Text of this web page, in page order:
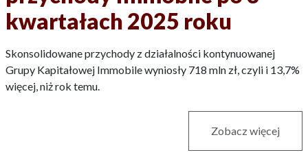
kwartałach 2025 roku
Skonsolidowane przychody z działalności kontynuowanej
Grupy Kapitałowej Immobile wyniosły 718 mln zł, czyli i 13,7%
więcej, niż rok temu.
Zobacz więcej